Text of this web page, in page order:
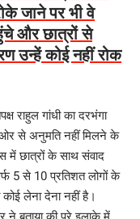
जाने पर भी वे
और छात्रों से
उन्हें कोई नहीं रोक
राहुल गांधी का दरभंगा
ओर से अनुमति नहीं मिलने के
में छात्रों के साथ संवाद
5 से 10 प्रतिशत लोगों के
लेना देना नहीं है।